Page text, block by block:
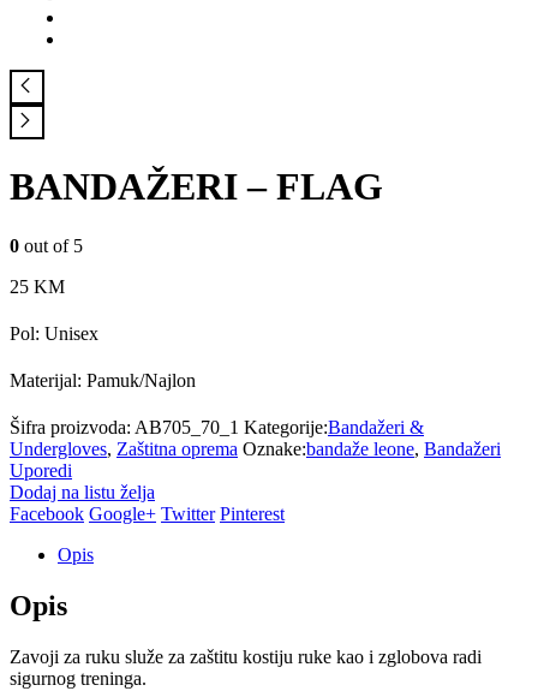
BANDAŽERI – FLAG
0 out of 5
25 KM
Pol: Unisex
Materijal: Pamuk/Najlon
Šifra proizvoda: AB705_70_1 Kategorije:Bandažeri &
Undergloves, Zaštitna oprema Oznake:bandaže leone, Bandažeri
Uporedi
Dodaj na listu želja
Facebook Google+ Twitter Pinterest
Opis
Opis
Zavoji za ruku služe za zaštitu kostiju ruke kao i zglobova radi
sigurnog treninga.